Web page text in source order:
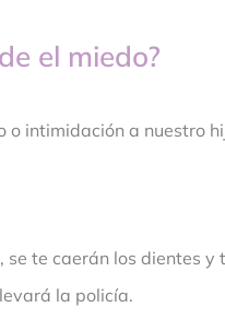
el miedo?
o intimidación a nuestro
se te caerán los dientes
la policía.